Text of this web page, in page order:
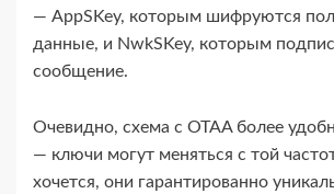
— AppSKey, которым шифруются
данные, и NwkSKey, которым
сообщение.
Очевидно, схема с OTAA более
— ключи могут меняться с той
хочется, они гарантированно